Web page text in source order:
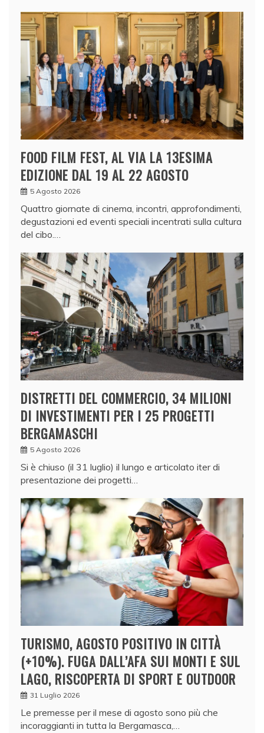
FOOD FILM FEST, AL VIA LA 13ESIMA
EDIZIONE DAL 19 AL 22 AGOSTO
5 Agosto 2026
Quattro giornate di cinema, incontri, approfondimenti,
degustazioni ed eventi speciali incentrati sulla cultura
del cibo.…
DISTRETTI DEL COMMERCIO, 34 MILIONI
DI INVESTIMENTI PER I 25 PROGETTI
BERGAMASCHI
5 Agosto 2026
Si è chiuso (il 31 luglio) il lungo e articolato iter di
presentazione dei progetti…
TURISMO, AGOSTO POSITIVO IN CITTÀ
(+10%). FUGA DALL’AFA SUI MONTI E SUL
LAGO, RISCOPERTA DI SPORT E OUTDOOR
31 Luglio 2026
Le premesse per il mese di agosto sono più che
incoraggianti in tutta la Bergamasca,…